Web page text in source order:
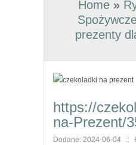
Home»
prezenty
https://
na-Prezent/
Dodane: 2024-06-04 ::